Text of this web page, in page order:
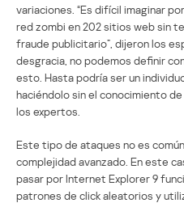
variaciones. “Es difícil imaginar
red zombi en 202 sitios web sin
fraude publicitario”, dijeron los
desgracia, no podemos definir
esto. Hasta podría ser un
haciéndolo sin el conocimiento
los expertos.
Este tipo de ataques no es
complejidad avanzado. En este
pasar por Internet Explorer 9
patrones de click aleatorios y